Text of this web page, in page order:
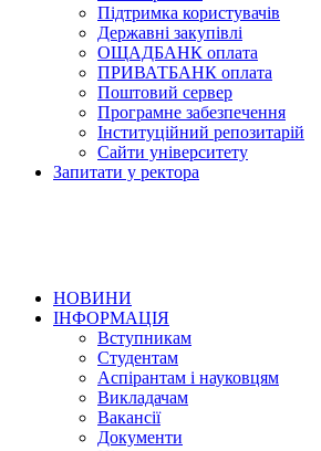
Підтримка користувачів
Державні закупівлі
ОЩАДБАНК оплата
ПРИВАТБАНК оплата
Поштовий сервер
Програмне забезпечення
Інституційний репозитарій
Сайти університету
Запитати у ректора
НОВИНИ
ІНФОРМАЦІЯ
Вступникам
Студентам
Аспірантам і науковцям
Викладачам
Вакансії
Документи